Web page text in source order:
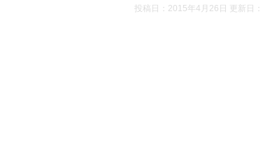
投稿日：2015年4月26日 更新日：